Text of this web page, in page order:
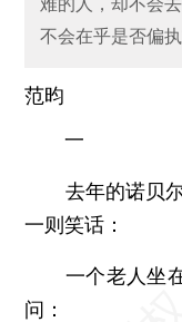
不会在乎是否偏
范昀
一
去年的诺贝尔
一则笑话：
一个老人坐在
问：